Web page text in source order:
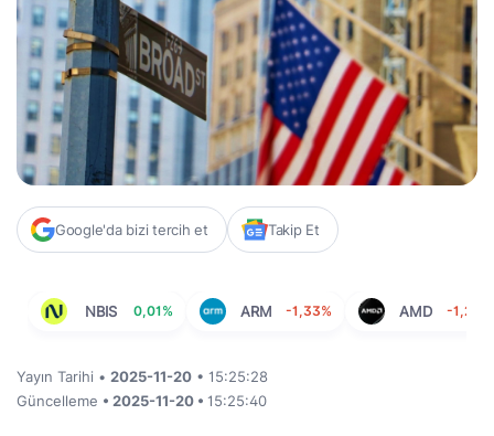
Google'da bizi tercih et Takip Et
NBIS 0,01% ARM -1,33% AMD -1,27%
Yayın Tarihi • 2025-11-20 • 15:25:28
Güncelleme • 2025-11-20 • 15:25:40